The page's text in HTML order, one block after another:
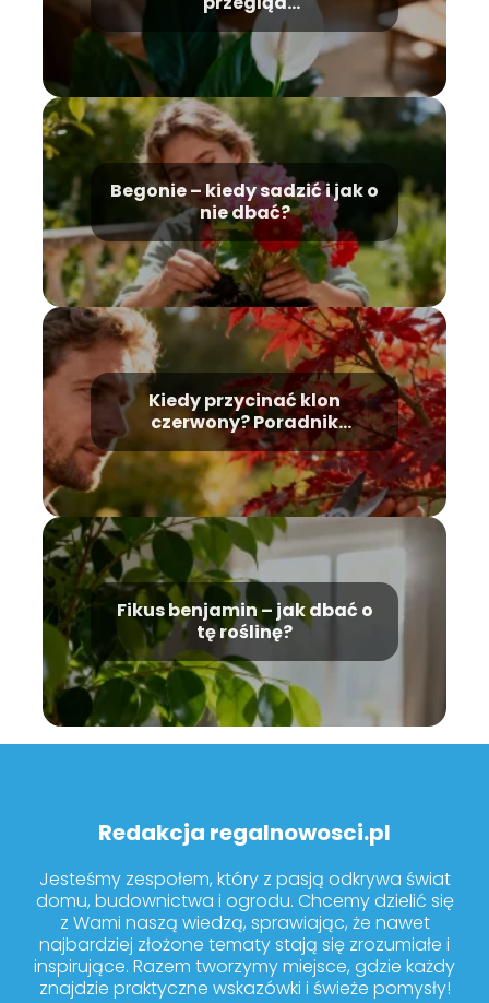
najpopularniejszych
gatunków
Begonie – kiedy sadzić i jak o
nie dbać?
Kiedy przycinać klon
czerwony? Poradnik
pielęgnacji
Fikus benjamin – jak dbać o
tę roślinę?
Redakcja regalnowosci.pl
Jesteśmy zespołem, który z pasją odkrywa świat
domu, budownictwa i ogrodu. Chcemy dzielić się
z Wami naszą wiedzą, sprawiając, że nawet
najbardziej złożone tematy stają się zrozumiałe i
inspirujące. Razem tworzymy miejsce, gdzie każdy
znajdzie praktyczne wskazówki i świeże pomysły!